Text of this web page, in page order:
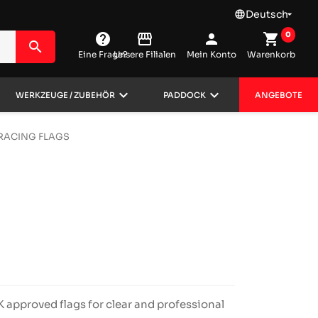
languageDeutsch
search help
Eine Frage?
storefront
Unsere Filialen
person
Mein Konto
shopping_cart
Warenkorb
0
WERKZEUGE / ZUBEHÖRkeyboard_arrow_down PADDOCK keyboard_arrow_down ANGEBOTE
FLAGS
approved flags for clear and professional